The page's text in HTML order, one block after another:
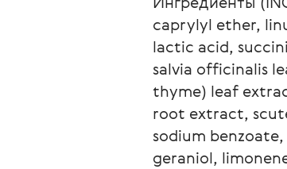
caprylyl ether,
lactic acid,
salvia officinalis
thyme) leaf
root extract,
sodium
geraniol,